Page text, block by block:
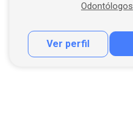
Odontólogos
Ver perfil